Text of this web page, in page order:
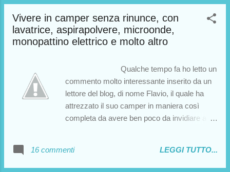
quali Beatles, Pink Floyd, Rem, Coldplay etc.
E con ottimi guadagni. Impossibile? A voi
l’intervista…
Vivere in camper senza rinunce, con
lavatrice, aspirapolvere, microonde,
monopattino elettrico e molto altro
Qualche tempo fa ho letto un
commento molto interessante inserito da un
lettore del blog, di nome Flavio, il quale ha
attrezzato il suo camper in maniera così
completa da avere ben poco da invidiare a
è dimostrato molto disponibile e mi ha
mandato anche delle foto. E pensate che ho
16 commenti LEGGI TUTTO...